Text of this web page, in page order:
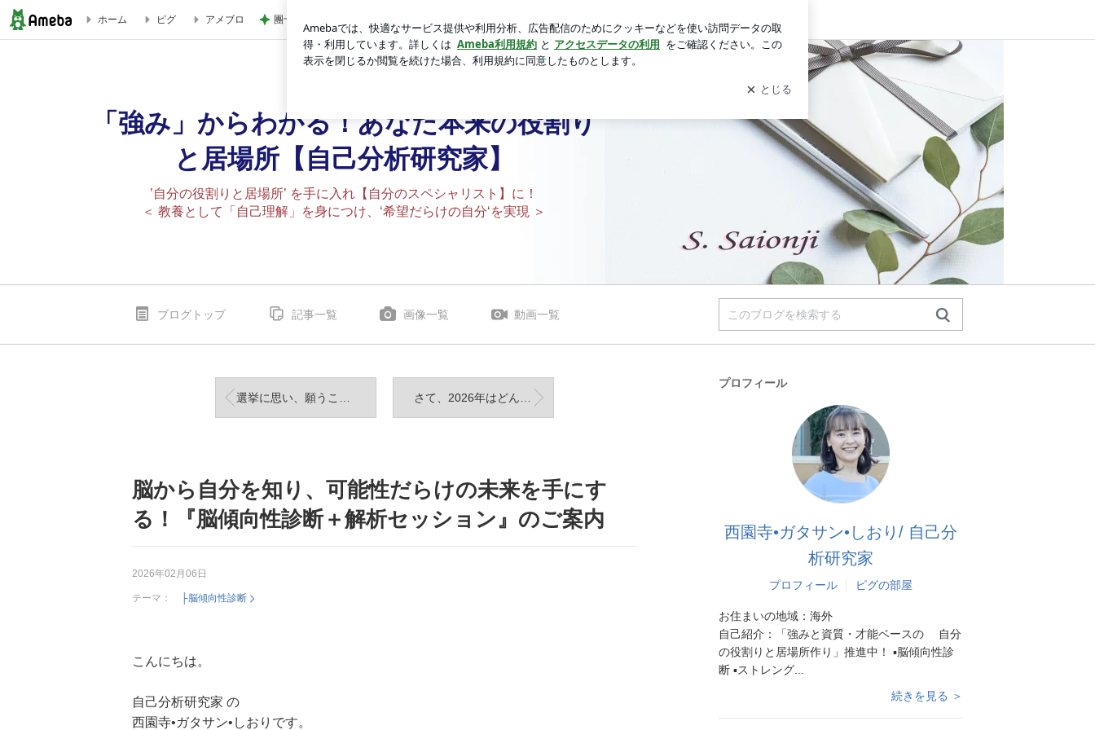
脳傾向性診断 脳診断 顕在意識 潜在意識 ブレインアナリスト | 「強み」からわかる！あなた本来の役割りと居場所【自己分析研究家】
ホーム ピグ アメブロ 團十郎 子連れ海外から帰国し安堵
「強み」からわかる！あなた本来の役割り
と居場所【自己分析研究家】
’自分の役割りと居場所’ を手に入れ【自分のスペシャリスト】に！
＜ 教養として「自己理解」を身につけ、‘希望だらけの自分‘を実現 ＞
ブログトップ 記事一覧 画像一覧 動画一覧
選挙に思い、願うこと。
脳から自分を知り、可能性だらけの未来を手にす
る！『脳傾向性診断＋解析セッション』のご案内
2026年02月06日
テーマ： ├脳傾向性診断
こんにちは。
自己分析研究家 の
西園寺•ガタサン•しおりです。
プロフィール
西園寺•ガタサン•しおり/ 自己分
析研究家
プロフィール ピグの部屋
お住まいの地域： 海外
自己紹介：
「強みと資質・才能ベースの 自分
の役割りと居場所作り」推進中！ ▪︎脳傾向性診
断 ▪︎ストレング...
続きを見る ＞